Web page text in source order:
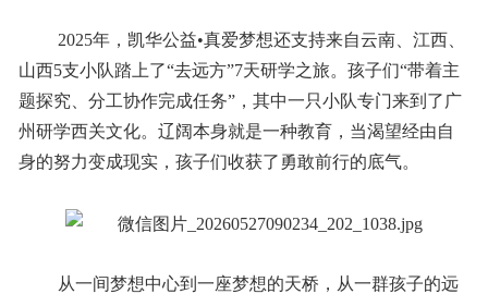
2025年，凯华公益•真爱梦想还支持来自云南、江西、
山西5支小队踏上了“去远方”7天研学之旅。孩子们“带着主
题探究、分工协作完成任务”，其中一只小队专门来到了广
州研学西关文化。辽阔本身就是一种教育，当渴望经由自
身的努力变成现实，孩子们收获了勇敢前行的底气。
从一间梦想中心到一座梦想的天桥，从一群孩子的远